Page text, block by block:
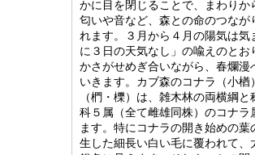
かに目を閉じることで、まわりか
匂いや音など、森との命のつなが
れます。３月から４月の陽気は気
に３日の天気なし」の喩えのとお
かさがせめぎ合いながら、春爛漫
いきます。カブ森のコナラ（小楢
（椚・櫟）は、雑木林の両横綱
科５属（全て雌雄同株）のコナラ
ます。特にコナラの開き始めの葉
生した細長い白い毛に覆われて、